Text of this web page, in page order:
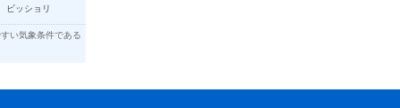
ビッショリ
い気象条件である